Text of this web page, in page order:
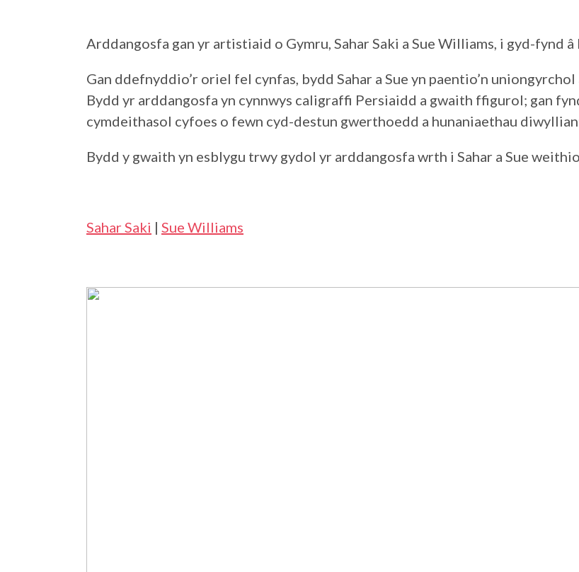
Arddangosfa gan yr artistiaid o Gymru, Sahar Saki a Sue Williams, i gyd-fynd â
Gan ddefnyddio’r oriel fel cynfas, bydd Sahar a Sue yn paentio’n uniongyrchol
Bydd yr arddangosfa yn cynnwys caligraffi Persiaidd a gwaith ffigurol; gan
cymdeithasol cyfoes o fewn cyd-destun gwerthoedd a hunaniaethau
Bydd y gwaith yn esblygu trwy gydol yr arddangosfa wrth i Sahar a Sue
Sahar Saki | Sue Williams